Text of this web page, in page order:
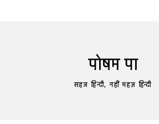
पोषम पा
सहज हिन्दी, नहीं महज़ हिन्दी